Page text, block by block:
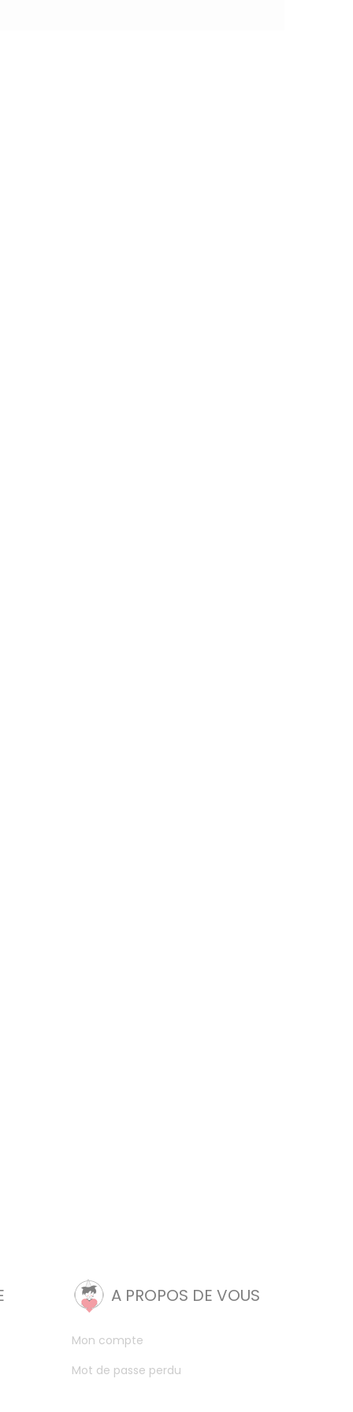
A PROPOS DE VOUS
Mon compte
Mot de passe perdu